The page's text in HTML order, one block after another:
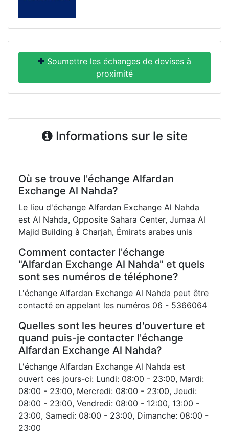
Soumettre les échanges de devises à
proximité
Informations sur le site
Où se trouve l'échange Alfardan
Exchange Al Nahda?
Le lieu d'échange Alfardan Exchange Al Nahda
est Al Nahda, Opposite Sahara Center, Jumaa Al
Majid Building à Charjah, Émirats arabes unis
Comment contacter l'échange
"Alfardan Exchange Al Nahda" et quels
sont ses numéros de téléphone?
L'échange Alfardan Exchange Al Nahda peut être
contacté en appelant les numéros 06 - 5366064
Quelles sont les heures d'ouverture et
quand puis-je contacter l'échange
Alfardan Exchange Al Nahda?
L'échange Alfardan Exchange Al Nahda est
ouvert ces jours-ci: Lundi: 08:00 - 23:00, Mardi:
08:00 - 23:00, Mercredi: 08:00 - 23:00, Jeudi:
08:00 - 23:00, Vendredi: 08:00 - 12:00, 13:00 -
23:00, Samedi: 08:00 - 23:00, Dimanche: 08:00 -
23:00